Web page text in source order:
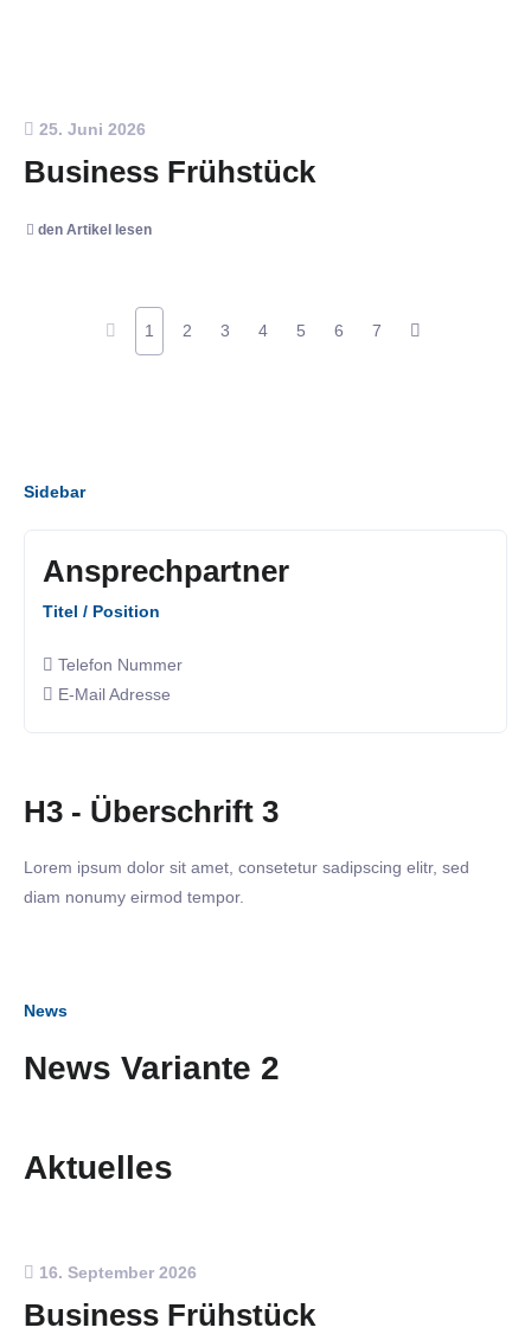
25. Juni 2026
Business Frühstück
den Artikel lesen
1 2 3 4 5 6 7
Sidebar
Ansprechpartner
Titel / Position
Telefon Nummer
E-Mail Adresse
H3 - Überschrift 3
Lorem ipsum dolor sit amet, consetetur sadipscing elitr, sed
diam nonumy eirmod tempor.
News
News Variante 2
Aktuelles
16. September 2026
Business Frühstück